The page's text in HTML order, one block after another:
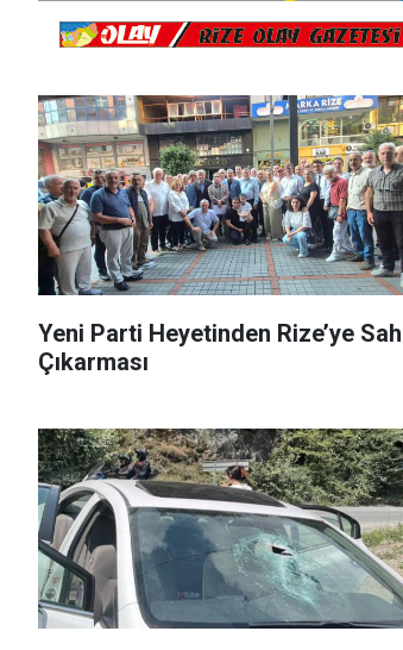
Yeni Parti Heyetinden Rize’ye
Çıkarması